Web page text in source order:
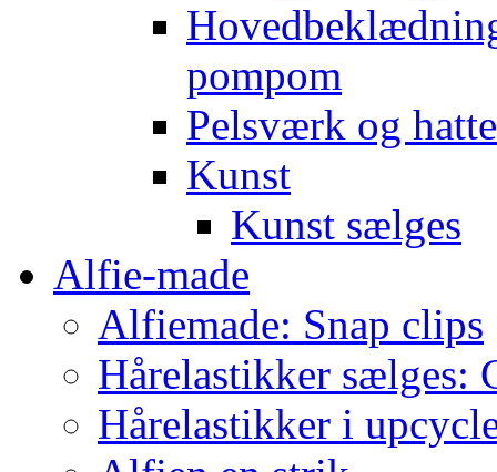
pompom
Pelsværk og
Kunst
Kunst sælges
Alfie-made
Alfiemade: Snap clips
Hårelastikker sælges:
Hårelastikker i